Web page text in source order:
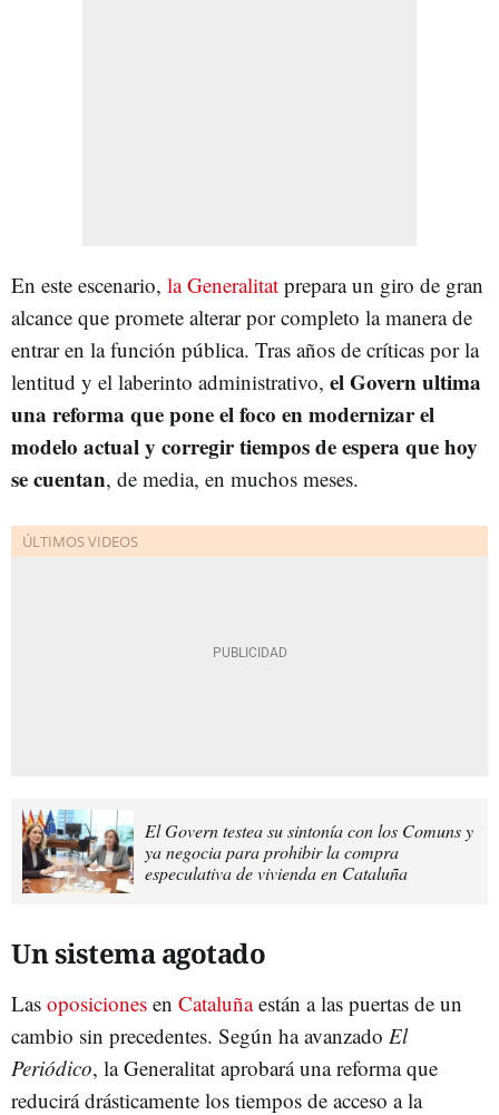
En este escenario, la Generalitat prepara un giro de gran
alcance que promete alterar por completo la manera de
entrar en la función pública. Tras años de críticas por la
lentitud y el laberinto administrativo, el Govern ultima
una reforma que pone el foco en modernizar el
modelo actual y corregir tiempos de espera que hoy
se cuentan, de media, en muchos meses.
El Govern testea su sintonía con los Comuns y
ya negocia para prohibir la compra
especulativa de vivienda en Cataluña
Un sistema agotado
Las oposiciones en Cataluñaestán a las puertas de un
cambio sin precedentes. Según ha avanzado El
Periódico, la Generalitat aprobará una reforma que
reducirá drásticamente los tiempos de acceso a la